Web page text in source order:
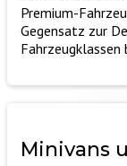
Premium-
Gegensatz zur
Minivans